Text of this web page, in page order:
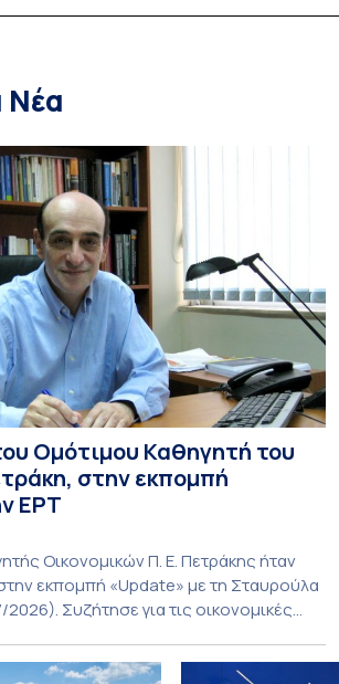
Linguistics in
Νέα
Ομότιμου Καθηγητή του
στην εκπομπή
ΕΡΤ
Οικονομικών Π. Ε. Πετράκης ήταν
εκπομπή «Update» με τη Σταυρούλα
Συζήτησε για τις οικονομικές
στον πόλεμο ΗΠΑ – Ιράν, καθώς